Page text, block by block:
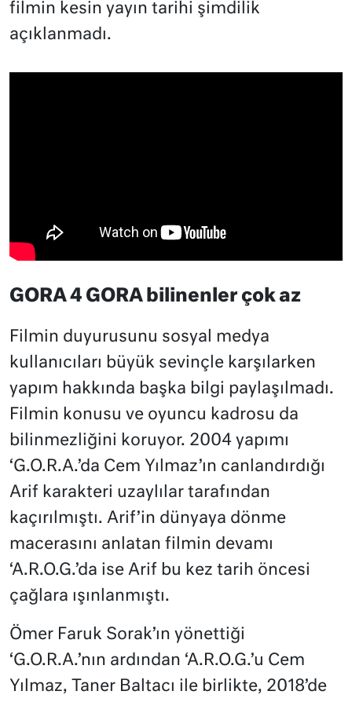
filmin kesin yayın tarihi şimdilik
açıklanmadı.
GORA 4 GORA bilinenler çok az
Filmin duyurusunu sosyal medya
kullanıcıları büyük sevinçle karşılarken
yapım hakkında başka bilgi paylaşılmadı.
Filmin konusu ve oyuncu kadrosu da
bilinmezliğini koruyor. 2004 yapımı
‘G.O.R.A.’da Cem Yılmaz’ın canlandırdığı
Arif karakteri uzaylılar tarafından
kaçırılmıştı. Arif’in dünyaya dönme
macerasını anlatan filmin devamı
‘A.R.O.G.’da ise Arif bu kez tarih öncesi
çağlara ışınlanmıştı.
Ömer Faruk Sorak’ın yönettiği
‘G.O.R.A.’nın ardından ‘A.R.O.G.’u Cem
Yılmaz, Taner Baltacı ile birlikte, 2018’de